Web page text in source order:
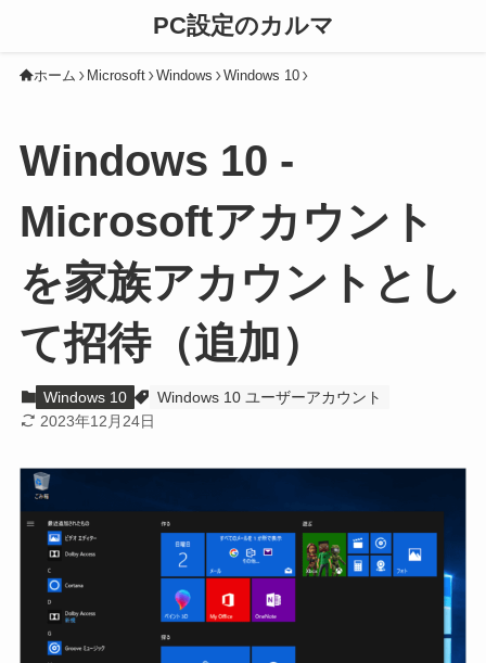
PC設定のカルマ
ホーム Microsoft Windows Windows 10
Windows 10 -
Microsoftアカウント
を家族アカウントとし
て招待（追加）
Windows 10
Windows 10 ユーザーアカウント
2023年12月24日